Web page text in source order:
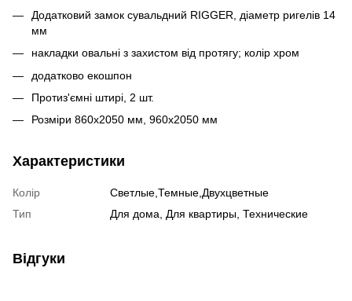
Додатковий замок сувальдний RIGGER, діаметр ригелів 14
мм
накладки овальні з захистом від протягу; колір хром
додатково екошпон
Протиз'ємні штирі, 2 шт.
Розміри 860х2050 мм, 960х2050 мм
Характеристики
Колір
Светлые,Темные,Двухцветные
Тип
Для дома, Для квартиры, Технические
Відгуки